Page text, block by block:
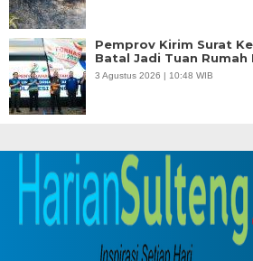
Pemprov Kirim Surat
Batal Jadi Tuan Rumah
3 Agustus 2026 | 10:48 WIB